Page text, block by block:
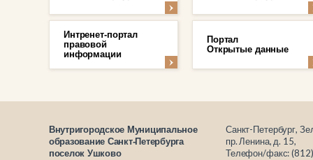
Интренет-портал
правовой
информации
Портал
Открытые данные
Внутригородское Муниципальное
образование Санкт-Петербурга
поселок Ушково
Санкт-Петербург,
пр. Ленина, д. 15,
Телефон/факс: